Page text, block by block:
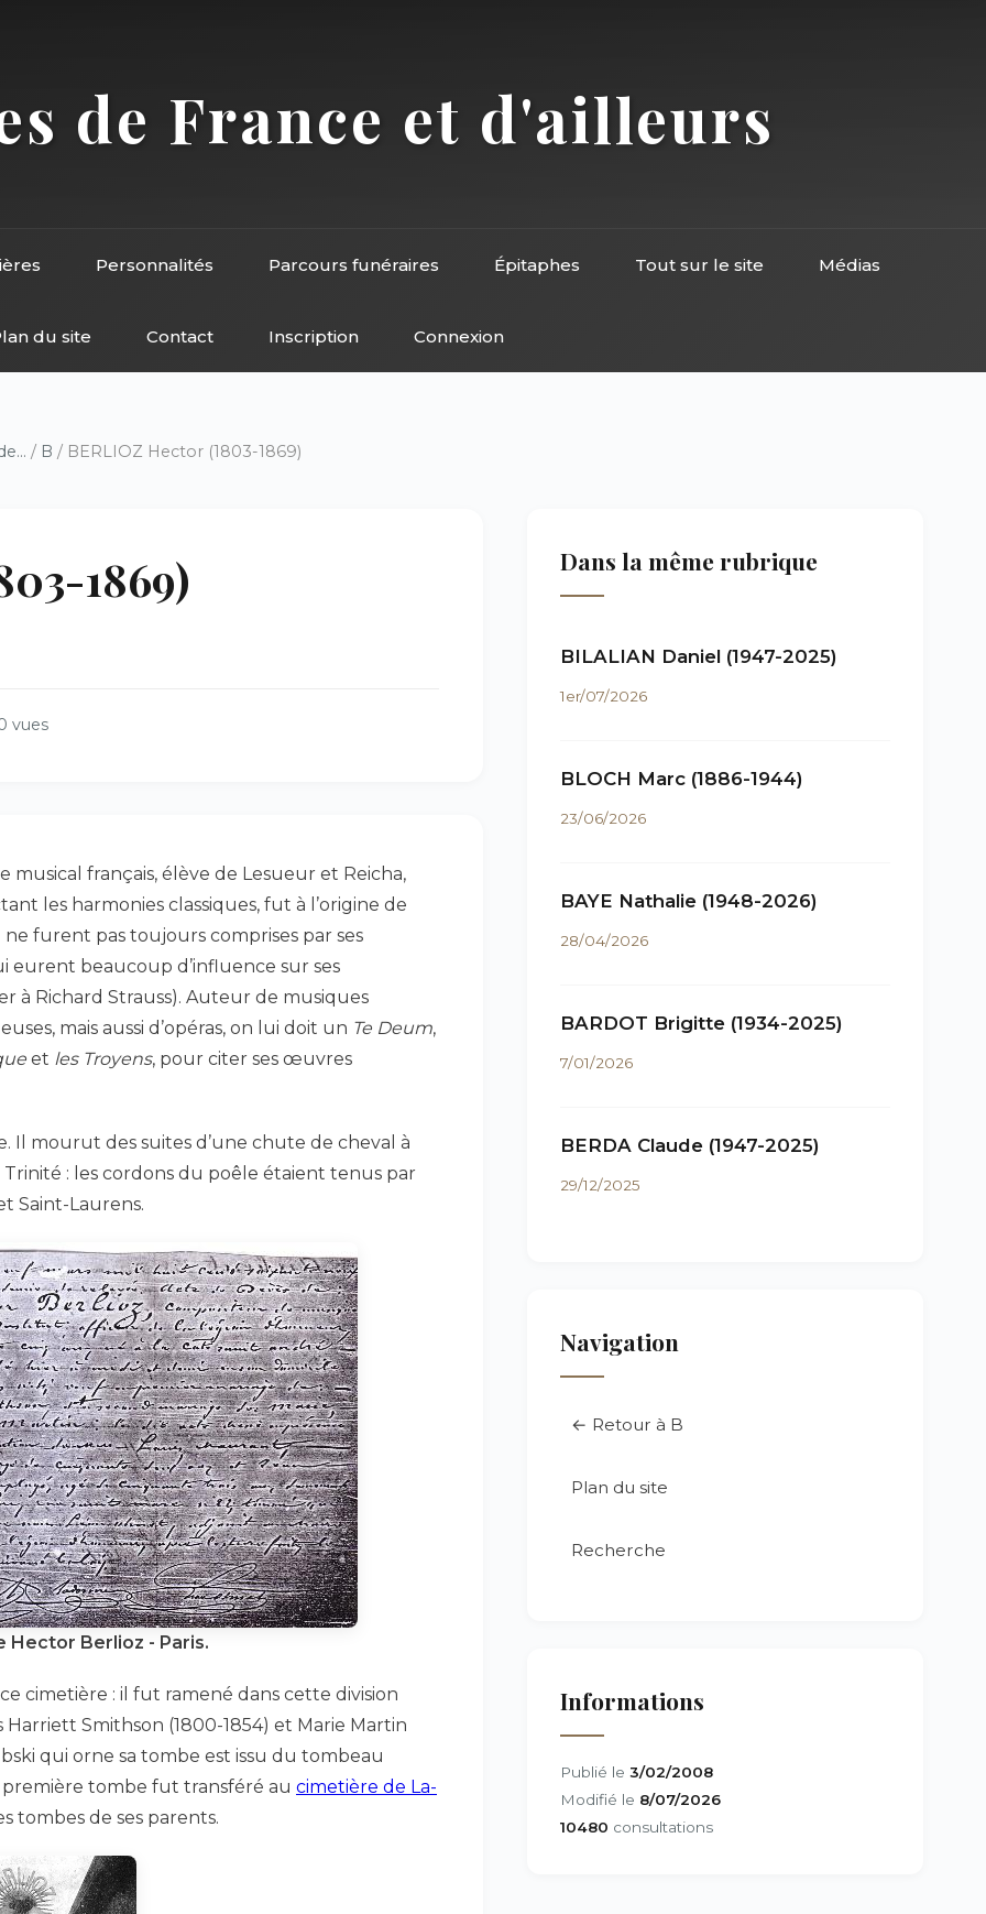
de France et d'ailleurs
Personnalités Parcours funéraires Épitaphes Tout sur le site Médias
du site Contact Inscription Connexion
/ B / BERLIOZ Hector (1803-1869)
1869)
vues
musical français, élève de Lesueur et Reicha,
les harmonies classiques, fut à l’origine de
furent pas toujours comprises par ses
eurent beaucoup d’influence sur ses
à Richard Strauss). Auteur de musiques
mais aussi d’opéras, on lui doit un Te Deum,
et les Troyens, pour citer ses œuvres
Il mourut des suites d’une chute de cheval à
: les cordons du poêle étaient tenus par
Saint-Laurens.
Hector Berlioz - Paris.
cimetière : il fut ramené dans cette division
Smithson (1800-1854) et Marie Martin
qui orne sa tombe est issu du tombeau
première tombe fut transféré au cimetière de La-
tombes de ses parents.
Dans la même rubrique
BILALIAN Daniel (1947-2025)
1er/07/2026
BLOCH Marc (1886-1944)
23/06/2026
BAYE Nathalie (1948-2026)
28/04/2026
BARDOT Brigitte (1934-2025)
7/01/2026
BERDA Claude (1947-2025)
29/12/2025
Navigation
← Retour à B
Plan du site
Recherche
Informations
Publié le 3/02/2008
Modifié le 8/07/2026
10480 consultations